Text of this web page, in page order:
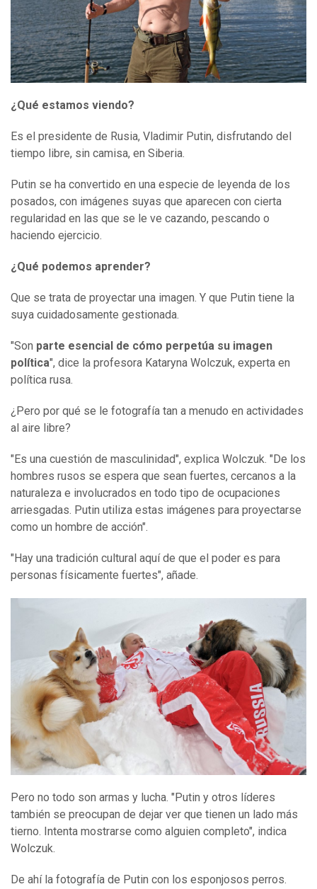
¿Qué estamos viendo?
Es el presidente de Rusia, Vladimir Putin, disfrutando del
tiempo libre, sin camisa, en Siberia.
Putin se ha convertido en una especie de leyenda de los
posados, con imágenes suyas que aparecen con cierta
regularidad en las que se le ve cazando, pescando o
haciendo ejercicio.
¿Qué podemos aprender?
Que se trata de proyectar una imagen. Y que Putin tiene la
suya cuidadosamente gestionada.
"Son parte esencial de cómo perpetúa su imagen
política", dice la profesora Kataryna Wolczuk, experta en
política rusa.
¿Pero por qué se le fotografía tan a menudo en actividades
al aire libre?
"Es una cuestión de masculinidad", explica Wolczuk. "De los
hombres rusos se espera que sean fuertes, cercanos a la
naturaleza e involucrados en todo tipo de ocupaciones
arriesgadas. Putin utiliza estas imágenes para proyectarse
como un hombre de acción".
"Hay una tradición cultural aquí de que el poder es para
personas físicamente fuertes", añade.
Pero no todo son armas y lucha. "Putin y otros líderes
también se preocupan de dejar ver que tienen un lado más
tierno. Intenta mostrarse como alguien completo", indica
Wolczuk.
De ahí la fotografía de Putin con los esponjosos perros.